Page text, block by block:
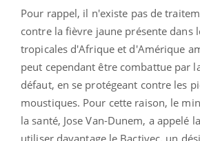
Pour rappel, il n'existe pas de
contre la fièvre jaune présente dans
tropicales d'Afrique et d'Amérique
peut cependant être combattue par
défaut, en se protégeant contre les
moustiques. Pour cette raison, le
la santé, Jose Van-Dunem, a appelé
utiliser davantage le Bactivec, un